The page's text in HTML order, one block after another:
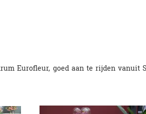
Eurofleur, goed aan te rijden vanuit